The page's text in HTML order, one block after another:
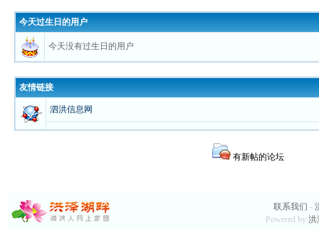
今天过生日的用户
今天没有过生日的用户
友情链接
泗洪信息网
有新帖的论坛
联系我们 -
Powered by 洪